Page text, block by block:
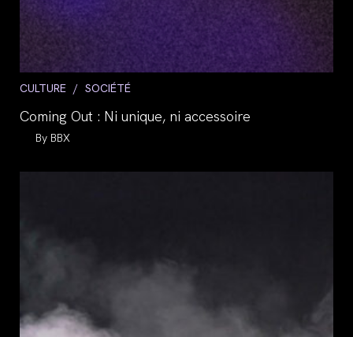
Post
CULTURE / SOCIÉTÉ
Coming Out : Ni unique, ni accessoire
Auteur/autrice
la
BBX